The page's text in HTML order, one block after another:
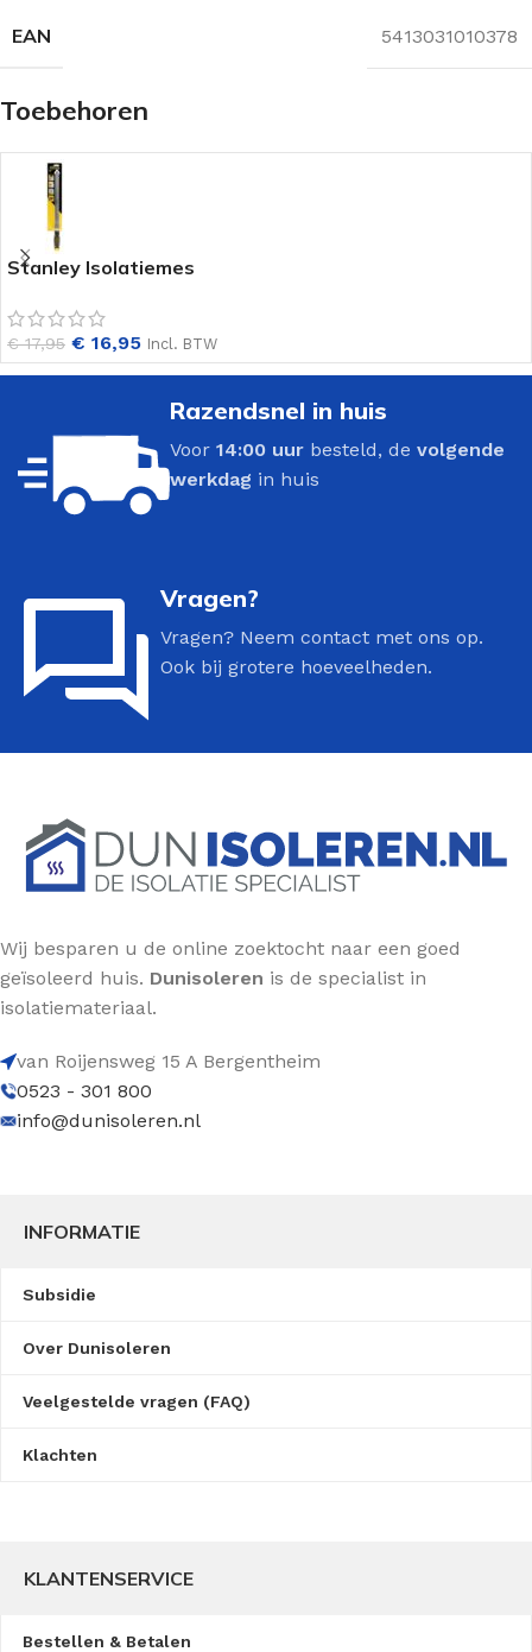
EAN 5413031010378
Toebehoren
Stanley Isolatiemes
€17,95 € 16,95 Incl. BTW
Razendsnel in huis
Voor 14:00 uur besteld, de volgende
werkdag in huis
Vragen?
Vragen? Neem contact met ons op.
Ook bij grotere hoeveelheden.
Wij besparen u de online zoektocht naar een goed
geïsoleerd huis. Dunisoleren is de specialist in
isolatiemateriaal.
van Roijensweg 15 A Bergentheim
0523 - 301 800
info@dunisoleren.nl
INFORMATIE
Subsidie
Over Dunisoleren
Veelgestelde vragen (FAQ)
Klachten
KLANTENSERVICE
Bestellen & Betalen